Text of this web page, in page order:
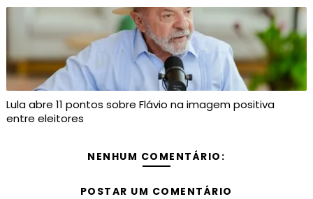
Lula abre 11 pontos sobre Flávio na imagem positiva
entre eleitores
NENHUM COMENTÁRIO:
POSTAR UM COMENTÁRIO